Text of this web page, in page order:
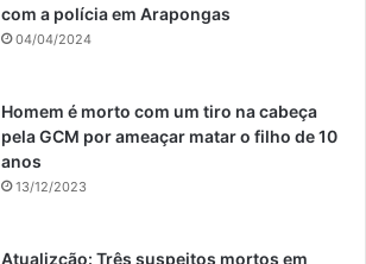
com a polícia em Arapongas
04/04/2024
Homem é morto com um tiro na cabeça
pela GCM por ameaçar matar o filho de 10
anos
13/12/2023
Atualizção: Três suspeitos mortos em